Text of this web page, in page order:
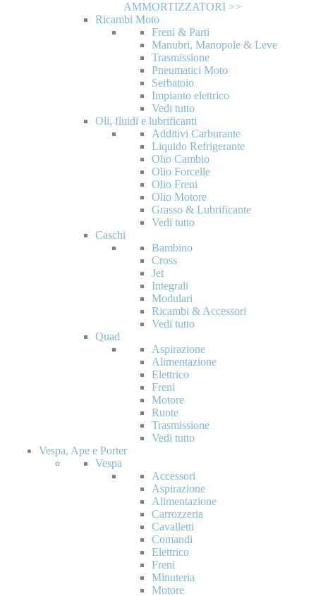
AMMORTIZZATORI >>
Ricambi Moto
Freni & Parti
Manubri, Manopole & Leve
Trasmissione
Pneumatici Moto
Serbatoio
Impianto elettrico
Vedi tutto
Oli, fluidi e lubrificanti
Additivi Carburante
Liquido Refrigerante
Olio Cambio
Olio Forcelle
Olio Freni
Olio Motore
Grasso & Lubrificante
Vedi tutto
Caschi
Bambino
Cross
Jet
Integrali
Modulari
Ricambi & Accessori
Vedi tutto
Quad
Aspirazione
Alimentazione
Elettrico
Freni
Motore
Ruote
Trasmissione
Vedi tutto
Vespa, Ape e Porter
Vespa
Accessori
Aspirazione
Alimentazione
Carrozzeria
Cavalletti
Comandi
Elettrico
Freni
Minuteria
Motore